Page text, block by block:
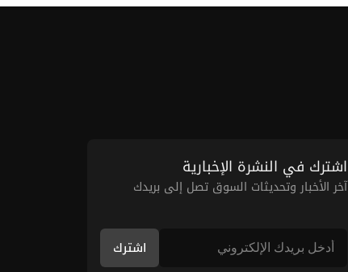
اشترك في النشرة الإخبارية
آخر الأخبار وتحديثات السوق تصل إلى بريدك
اشترك